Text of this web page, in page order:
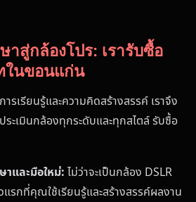
าสู่กล้องโปร: เรารับซื้อ
ในขอนแก่น
รเรียนรู้และความคิดสร้างสรรค์ เราจึง
ะเมินกล้องทุกระดับและทุกสไตล์ รับซื้อ
และมือใหม่: ไม่ว่าจะเป็นกล้อง DSLR
รกที่คุณใช้เรียนรู้และสร้างสรรค์ผลงาน